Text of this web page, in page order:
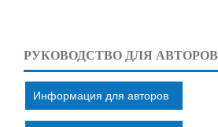
РУКОВОДСТВО ДЛЯ АВТОРОВ
Информация для авторов